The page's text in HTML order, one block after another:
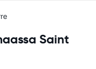
Saint